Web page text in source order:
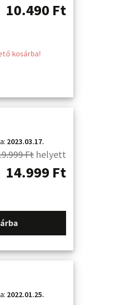
10.490 Ft
kosárba!
2023.03.17.
Fthelyett
14.999 Ft
2022.01.25.